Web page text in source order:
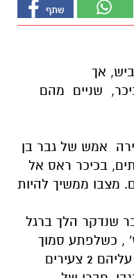
אך
שניים מהם
אמש של גבר בן
בכיכר ראס אל
מצבו ממשיך להיות
שנדקר הלך ברגל
, כשלפתע סמוך
לכיכר ראס אל עמוד, התנפלו עליהם 2 צעירים